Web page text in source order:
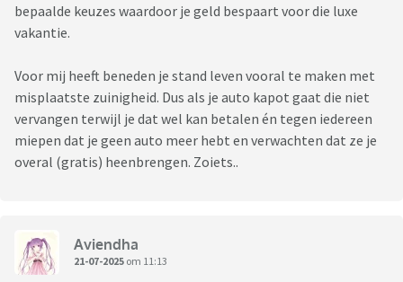
bepaalde keuzes waardoor je geld bespaart voor die luxe
vakantie.
Voor mij heeft beneden je stand leven vooral te maken met
misplaatste zuinigheid. Dus als je auto kapot gaat die niet
vervangen terwijl je dat wel kan betalen én tegen iedereen
miepen dat je geen auto meer hebt en verwachten dat ze je
overal (gratis) heenbrengen. Zoiets..
Aviendha
21-07-2025 om 11:13